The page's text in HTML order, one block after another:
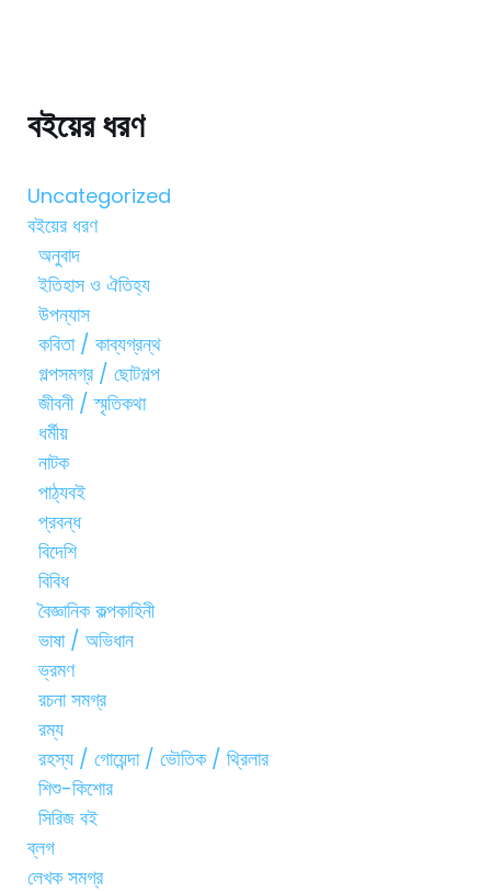
বইয়ের ধরণ
Uncategorized
বইয়ের ধরণ
অনুবাদ
ইতিহাস ও ঐতিহ্য
উপন্যাস
কবিতা / কাব্যগ্রন্থ
গল্পসমগ্র / ছোটগল্প
জীবনী / স্মৃতিকথা
ধর্মীয়
নাটক
পাঠ্যবই
প্রবন্ধ
বিদেশি
বিবিধ
বৈজ্ঞানিক কল্পকাহিনী
ভাষা / অভিধান
ভ্রমণ
রচনা সমগ্র
রম্য
রহস্য / গোয়েন্দা / ভৌতিক / থ্রিলার
শিশু-কিশোর
সিরিজ বই
ব্লগ
লেখক সমগ্র